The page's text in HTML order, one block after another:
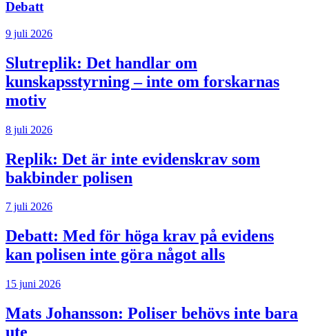
Debatt
9 juli 2026
Slutreplik: Det handlar om
kunskapsstyrning – inte om forskarnas
motiv
8 juli 2026
Replik: Det är inte evidenskrav som
bakbinder polisen
7 juli 2026
Debatt: Med för höga krav på evidens
kan polisen inte göra något alls
15 juni 2026
Mats Johansson: Poliser behövs inte bara
ute